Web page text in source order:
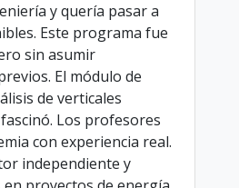
y quería pasar a
Este programa fue
sin asumir
El módulo de
de verticales
Los profesores
con experiencia real.
independiente y